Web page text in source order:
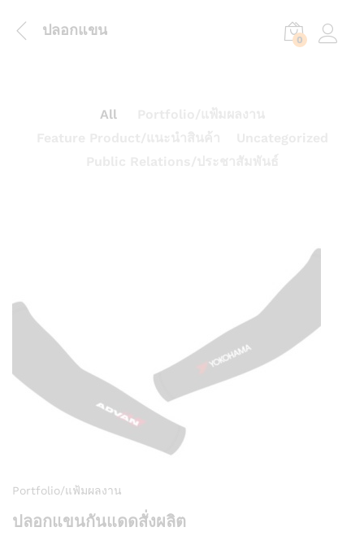
ปลอกแขน
0
All
Portfolio/แฟ้มผลงาน
ปลอกแขนกันแดดสั่งผลิต